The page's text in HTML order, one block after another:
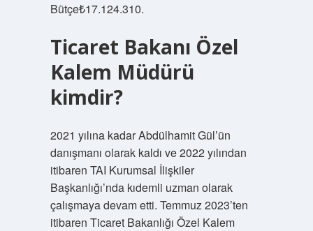
Bütçe₺17.124.310.
Ticaret Bakanı Özel
Kalem Müdürü
kimdir?
2021 yılına kadar Abdülhamit Gül’ün
danışmanı olarak kaldı ve 2022 yılından
itibaren TAI Kurumsal İlişkiler
Başkanlığı’nda kıdemli uzman olarak
çalışmaya devam etti. Temmuz 2023’ten
itibaren Ticaret Bakanlığı Özel Kalem